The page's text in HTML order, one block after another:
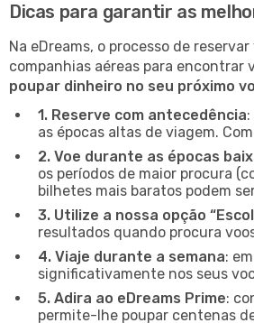
Dicas para garantir as
Na eDreams, o processo de
companhias aéreas para encontrar
poupar dinheiro no seu próximo
1. Reserve com antecedência
as épocas altas de viagem.
2. Voe durante as épocas
os períodos de maior procura
bilhetes mais baratos podem
3. Utilize a nossa opção
resultados quando procura
4. Viaje durante a semana:
significativamente nos seus
5. Adira ao eDreams Prime:
permite-lhe poupar centenas